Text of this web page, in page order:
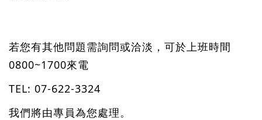
若您有其他問題需詢問或洽淡，可於上班時間
0800~1700來電
TEL: 07-622-3324
我們將由專員為您處理。